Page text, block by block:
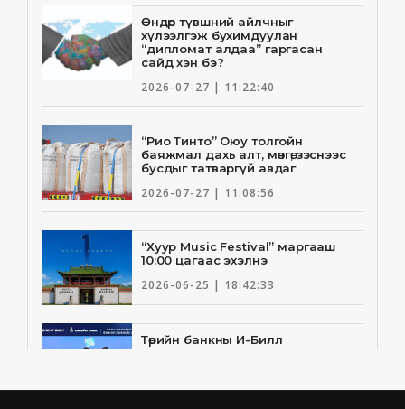
Өндөр түвшний айлчныг
хүлээлгэж бухимдуулан
“дипломат алдаа” гаргасан
сайд хэн бэ?
2026-07-27 | 11:22:40
“Рио Тинто” Оюу толгойн
баяжмал дахь алт, мөнгө, зэснээс
бусдыг татваргүй авдаг
2026-07-27 | 11:08:56
“Хуур Music Festival” маргааш
10:00 цагаас эхэлнэ
2026-06-25 | 18:42:33
Төрийн банкны И-Билл
үйлчилгээнд Голомт банк
2026-06-25 | 9:33:55